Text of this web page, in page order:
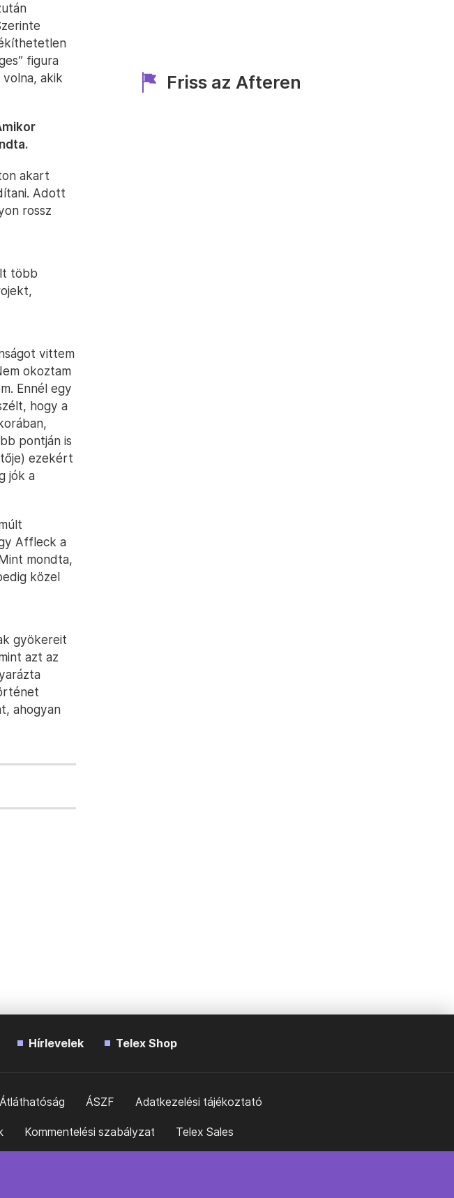
figura
akik
akart
Adott
rossz
több
vittem
okoztam
Ennél egy
hogy a
pontján is
ezekért
jók a
Affleck a
mondta,
közel
gyökereit
azt az
ahogyan
Friss az Afteren
Hírlevelek Telex Shop
Átláthatóság ÁSZF Adatkezelési tájékoztató
Kommentelési szabályzat Telex Sales